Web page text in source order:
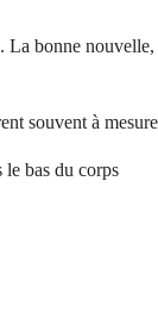
bonne
souvent à
bas du corps